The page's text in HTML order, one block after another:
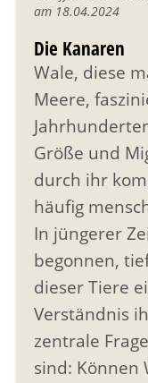
am 18.04.2024
Die Kanaren
Wale, diese
Meere,
Größe und
durch ihr
häufig
In jüngerer
begonnen,
dieser Tiere
Verständnis
zentrale
sind: Können